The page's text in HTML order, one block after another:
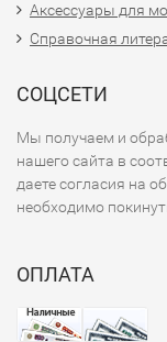
### 5.
сельского
Африке. Малоти
региона.
Банкноты Лесото
представляют
отражающие
Аксессуары для
Справочная
СОЦСЕТИ
Мы получаем и
нашего сайта в
даете согласия на
необходимо
ОПЛАТА